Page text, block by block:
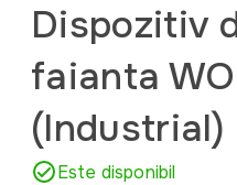
Dispozitiv
faianta
(Industrial)
Este disponibil